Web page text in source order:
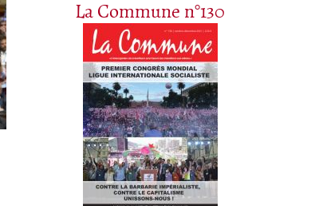
La Commune n°130